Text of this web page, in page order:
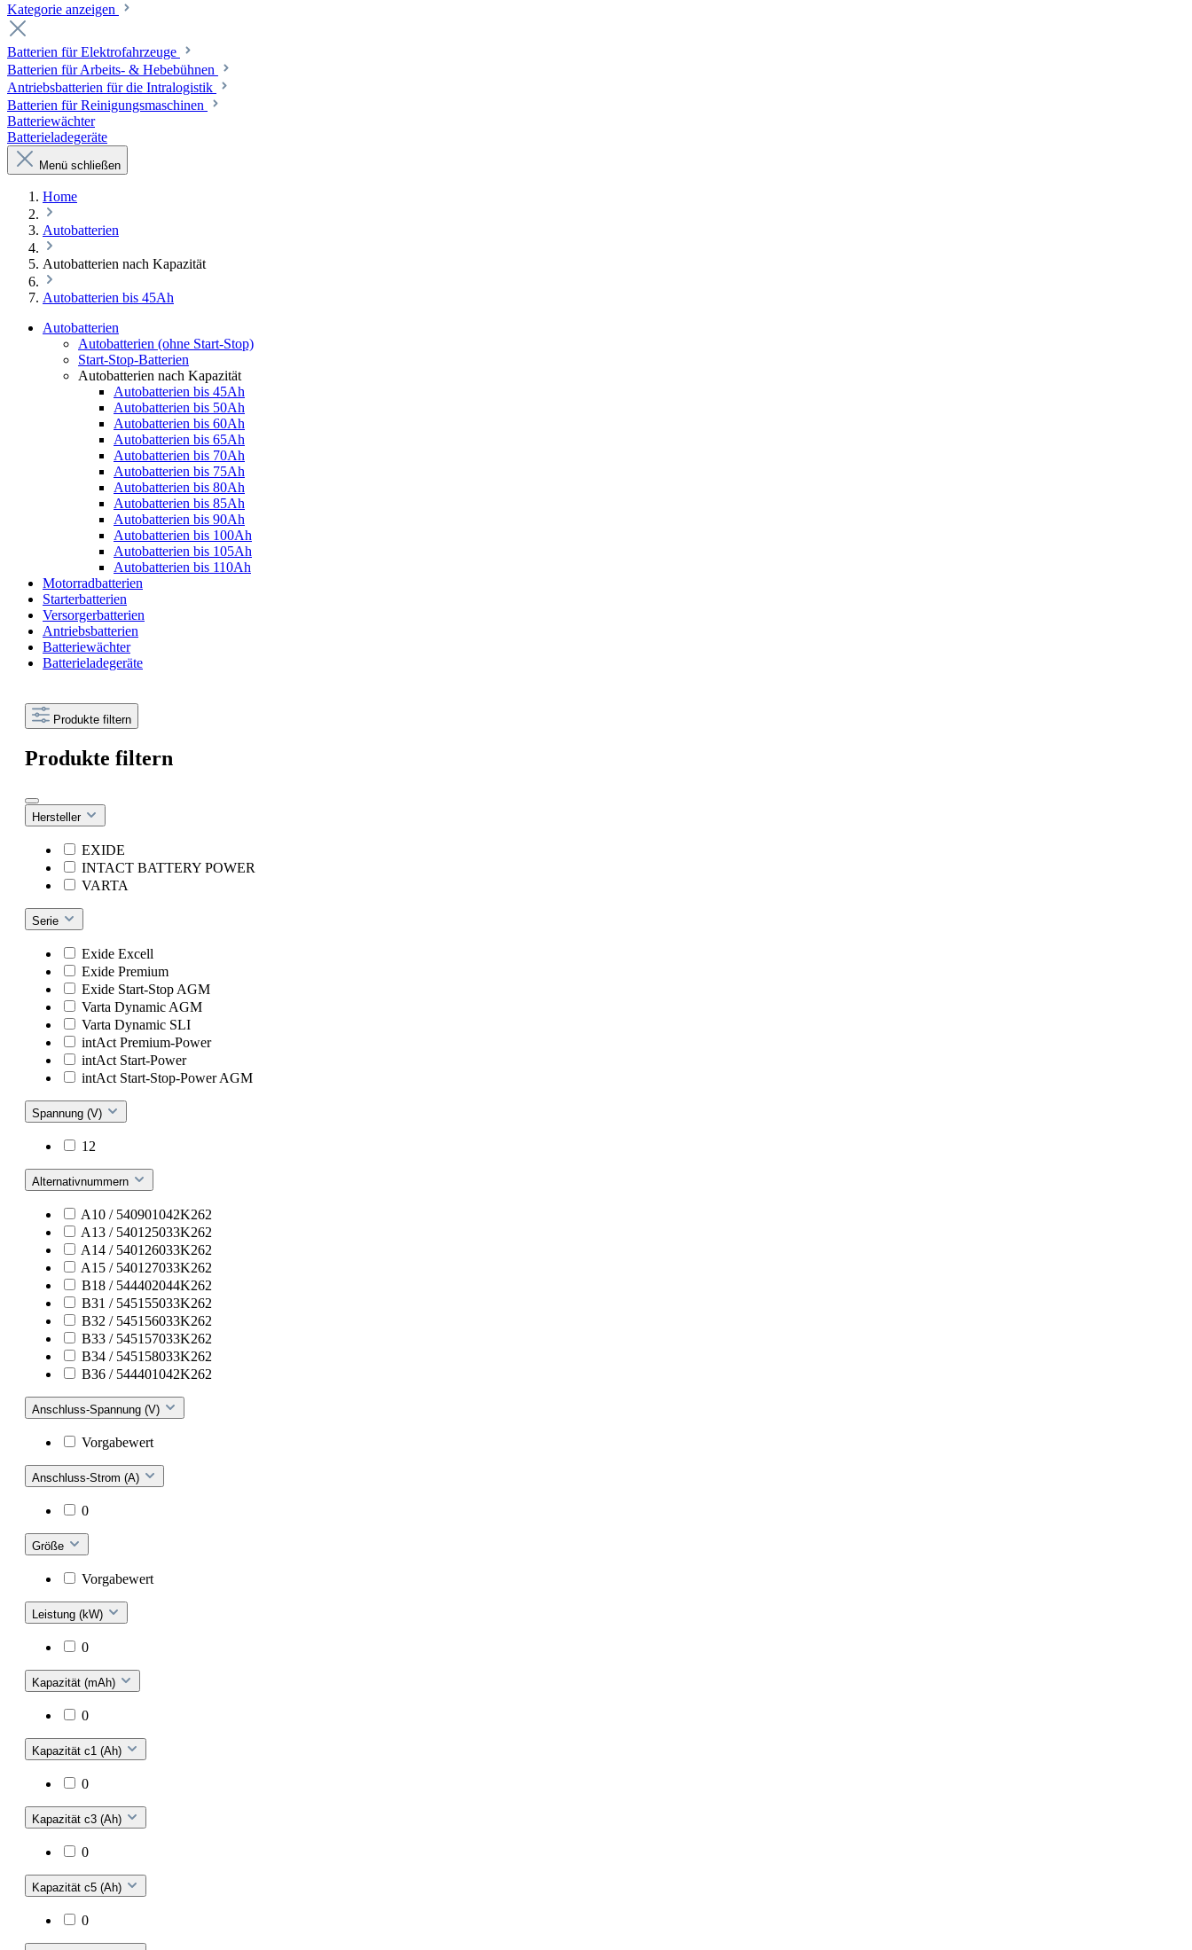
Kategorie anzeigen
Batterien für Elektrofahrzeuge
Batterien für Arbeits- & Hebebühnen
Antriebsbatterien für die Intralogistik
Batterien für Reinigungsmaschinen
Batteriewächter
Batterieladegeräte
Menü schließen
Home
Autobatterien
Autobatterien nach Kapazität
Autobatterien bis 45Ah
Autobatterien
Autobatterien (ohne Start-Stop)
Start-Stop-Batterien
Autobatterien nach Kapazität
Autobatterien bis 45Ah
Autobatterien bis 50Ah
Autobatterien bis 60Ah
Autobatterien bis 65Ah
Autobatterien bis 70Ah
Autobatterien bis 75Ah
Autobatterien bis 80Ah
Autobatterien bis 85Ah
Autobatterien bis 90Ah
Autobatterien bis 100Ah
Autobatterien bis 105Ah
Autobatterien bis 110Ah
Motorradbatterien
Starterbatterien
Versorgerbatterien
Antriebsbatterien
Batteriewächter
Batterieladegeräte
Produkte filtern
Produkte filtern
Hersteller
EXIDE
INTACT BATTERY POWER
VARTA
Serie
Exide Excell
Exide Premium
Exide Start-Stop AGM
Varta Dynamic AGM
Varta Dynamic SLI
intAct Premium-Power
intAct Start-Power
intAct Start-Stop-Power AGM
Spannung (V)
12
Alternativnummern
A10 / 540901042K262
A13 / 540125033K262
A14 / 540126033K262
A15 / 540127033K262
B18 / 544402044K262
B31 / 545155033K262
B32 / 545156033K262
B33 / 545157033K262
B34 / 545158033K262
B36 / 544401042K262
Anschluss-Spannung (V)
Vorgabewert
Anschluss-Strom (A)
0
Größe
Vorgabewert
Leistung (kW)
0
Kapazität (mAh)
0
Kapazität c1 (Ah)
0
Kapazität c3 (Ah)
0
Kapazität c5 (Ah)
0